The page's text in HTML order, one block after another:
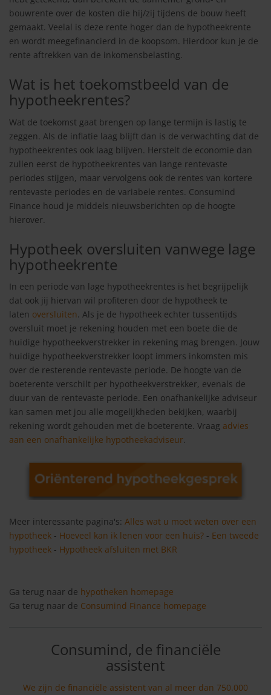
bouwrente over de kosten die hij/zij tijdens de bouw heeft
gemaakt. Veelal is deze rente hoger dan de hypotheekrente
en wordt meegefinancierd in de koopsom. Hierdoor kun je de
rente aftrekken van de inkomensbelasting.
Wat is het toekomstbeeld van de
hypotheekrentes?
Wat de toekomst gaat brengen op lange termijn is lastig te
zeggen. Als de inflatie laag blijft dan is de verwachting dat de
hypotheekrentes ook laag blijven. Herstelt de economie dan
zullen eerst de hypotheekrentes van lange rentevaste
periodes stijgen, maar vervolgens ook de rentes van kortere
rentevaste periodes en de variabele rentes. Consumind
Finance houd je middels nieuwsberichten op de hoogte
hierover.
Hypotheek oversluiten vanwege lage
hypotheekrente
In een periode van lage hypotheekrentes is het begrijpelijk
dat ook jij hiervan wil profiteren door de hypotheek te
laten oversluiten. Als je de hypotheek echter tussentijds
oversluit moet je rekening houden met een boete die de
huidige hypotheekverstrekker in rekening mag brengen. Jouw
huidige hypotheekverstrekker loopt immers inkomsten mis
over de resterende rentevaste periode. De hoogte van de
boeterente verschilt per hypotheekverstrekker, evenals de
duur van de rentevaste periode. Een onafhankelijke adviseur
kan samen met jou alle mogelijkheden bekijken, waarbij
rekening wordt gehouden met de boeterente. Vraag advies
aan een onafhankelijke hypotheekadviseur.
Meer interessante pagina's: Alles wat u moet weten over een
hypotheek - Hoeveel kan ik lenen voor een huis? - Een tweede
hypotheek - Hypotheek afsluiten met BKR
Ga terug naar de hypotheken homepage
Ga terug naar de Consumind Finance homepage
Consumind, de financiële
assistent
We zijn de financiële assistent van al meer dan 750.000